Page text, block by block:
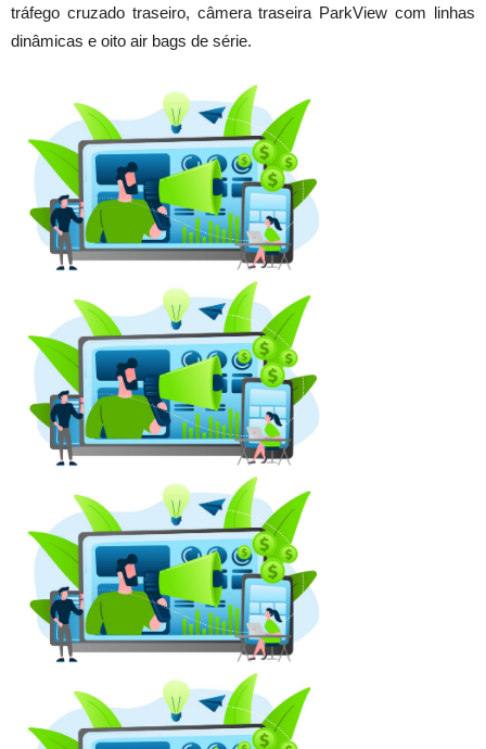
tráfego cruzado traseiro, câmera traseira ParkView com linhas
dinâmicas e oito air bags de série.